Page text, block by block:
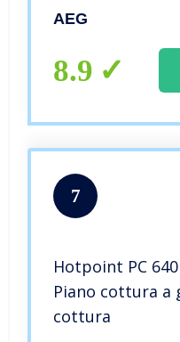
Acciaio Inox
AEG
8.9
7
Hotpoint PC
Piano cottura a
cottura